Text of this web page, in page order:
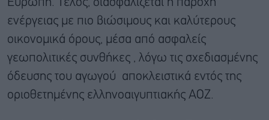
Ευρώπη. Τέλος, διασφαλίζεται η παροχή
ενέργειας με πιο βιώσιμους και καλύτερους
οικονομικά όρους, μέσα από ασφαλείς
γεωπολιτικές συνθήκες , λόγω τις σχεδιασμένης
όδευσης του αγωγού αποκλειστικά εντός της
οριοθετημένης ελληνοαιγυπτιακής ΑΟΖ.